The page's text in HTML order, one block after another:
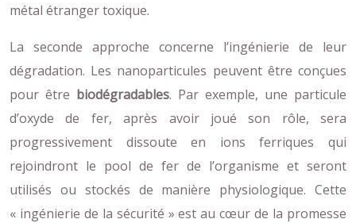
métal étranger toxique.
La seconde approche concerne l’ingénierie de leur
dégradation. Les nanoparticules peuvent être conçues
pour être biodégradables. Par exemple, une particule
d’oxyde de fer, après avoir joué son rôle, sera
progressivement dissoute en ions ferriques qui
rejoindront le pool de fer de l’organisme et seront
utilisés ou stockés de manière physiologique. Cette
« ingénierie de la sécurité » est au cœur de la promesse